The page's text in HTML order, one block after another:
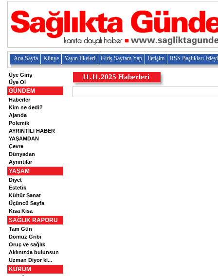
Ana Sayfa Künye Yayın İlkeleri Giriş Sayfam Yap İletişim RSS Başlıkları
Üye Giriş
Üye Ol
GÜNDEM
Haberler
Kim ne dedi?
Ajanda
Polemik
AYRINTILI HABER
YAŞAMDAN
Çevre
Dünyadan
Ayrıntılar
YAŞAM
Diyet
Estetik
Kültür Sanat
Üçüncü Sayfa
Kısa Kısa
SAĞLIK RAPORU
Tam Gün
Domuz Gribi
Oruç ve sağlık
Aklınızda bulunsun
Uzman Diyor ki...
KURUM
11.11.2025 Haberleri